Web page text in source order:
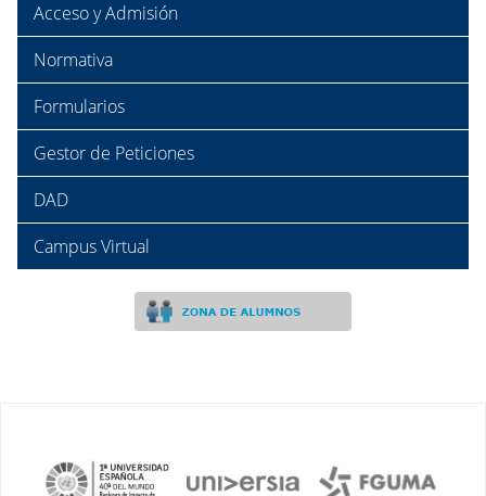
Acceso y Admisión
Normativa
Formularios
Gestor de Peticiones
DAD
Campus Virtual